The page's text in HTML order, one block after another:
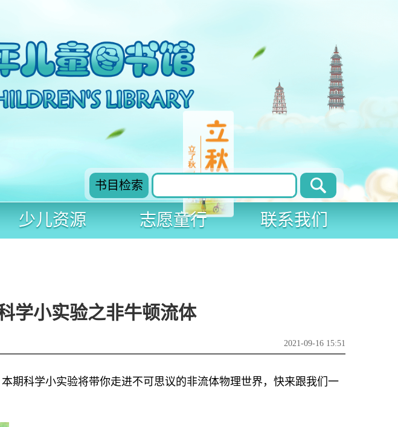
书目检索
少儿资源 志愿童行 联系我们
学小实验之非牛顿流体
2021-09-16 15:51
期科学小实验将带你走进不可思议的非流体物理世界，快来跟我们一